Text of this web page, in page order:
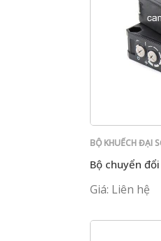
BỘ KHUẾCH ĐẠI
Bộ chuyển
Giá: Liên hệ